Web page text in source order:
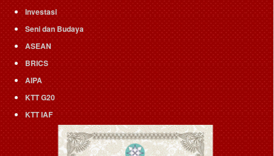
Investasi
Seni dan Budaya
ASEAN
BRICS
AIPA
KTT G20
KTT IAF